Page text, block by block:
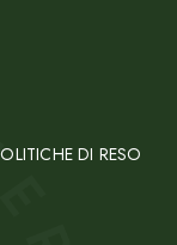
DI RESO